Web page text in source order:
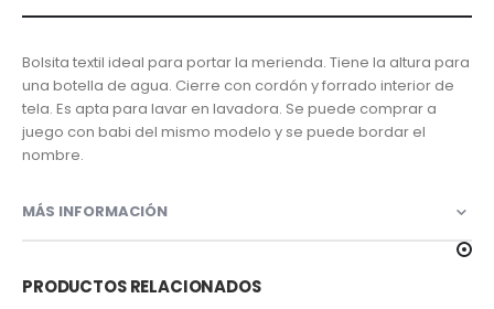
Bolsita textil ideal para portar la merienda. Tiene la altura para
una botella de agua. Cierre con cordón y forrado interior de
tela. Es apta para lavar en lavadora. Se puede comprar a
juego con babi del mismo modelo y se puede bordar el
nombre.
MÁS INFORMACIÓN
PRODUCTOS RELACIONADOS